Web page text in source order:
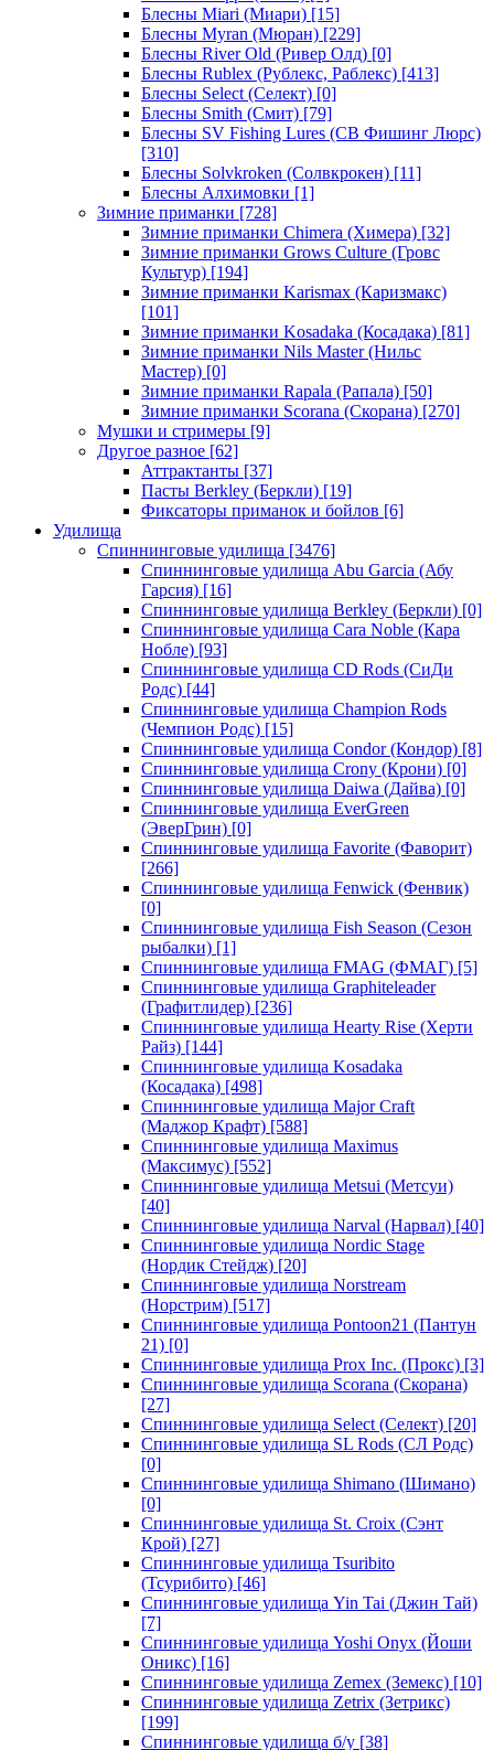
Блесны Miari (Миари) [15]
Блесны Myran (Мюран) [229]
Блесны River Old (Ривер Олд) [0]
Блесны Rublex (Рублекс, Раблекс) [413]
Блесны Select (Селект) [0]
Блесны Smith (Смит) [79]
Блесны SV Fishing Lures (СВ Фишинг Люрс)
[310]
Блесны Solvkroken (Солвкрокен) [11]
Блесны Алхимовки [1]
Зимние приманки [728]
Зимние приманки Chimera (Химера) [32]
Зимние приманки Grows Culture (Гровс
Культур) [194]
Зимние приманки Karismax (Каризмакс)
[101]
Зимние приманки Kosadaka (Косадака) [81]
Зимние приманки Nils Master (Нильс
Мастер) [0]
Зимние приманки Rapala (Рапала) [50]
Зимние приманки Scorana (Скорана) [270]
Мушки и стримеры [9]
Другое разное [62]
Аттрактанты [37]
Пасты Berkley (Беркли) [19]
Фиксаторы приманок и бойлов [6]
Удилища
Спиннинговые удилища [3476]
Спиннинговые удилища Abu Garcia (Абу
Гарсия) [16]
Спиннинговые удилища Berkley (Беркли) [0]
Спиннинговые удилища Cara Noble (Кара
Нобле) [93]
Спиннинговые удилища CD Rods (СиДи
Родс) [44]
Спиннинговые удилища Champion Rods
(Чемпион Родс) [15]
Спиннинговые удилища Condor (Кондор) [8]
Спиннинговые удилища Crony (Крони) [0]
Спиннинговые удилища Daiwa (Дайва) [0]
Спиннинговые удилища EverGreen
(ЭверГрин) [0]
Спиннинговые удилища Favorite (Фаворит)
[266]
Спиннинговые удилища Fenwick (Фенвик)
[0]
Спиннинговые удилища Fish Season (Сезон
рыбалки) [1]
Спиннинговые удилища FMAG (ФМАГ) [5]
Спиннинговые удилища Graphiteleader
(Графитлидер) [236]
Спиннинговые удилища Hearty Rise (Херти
Райз) [144]
Спиннинговые удилища Kosadaka
(Косадака) [498]
Спиннинговые удилища Major Craft
(Маджор Крафт) [588]
Спиннинговые удилища Maximus
(Максимус) [552]
Спиннинговые удилища Metsui (Метсуи)
[40]
Спиннинговые удилища Narval (Нарвал) [40]
Спиннинговые удилища Nordic Stage
(Нордик Стейдж) [20]
Спиннинговые удилища Norstream
(Норстрим) [517]
Спиннинговые удилища Pontoon21 (Пантун
21) [0]
Спиннинговые удилища Prox Inc. (Прокс) [3]
Спиннинговые удилища Scorana (Скорана)
[27]
Спиннинговые удилища Select (Селект) [20]
Спиннинговые удилища SL Rods (СЛ Родс)
[0]
Спиннинговые удилища Shimano (Шимано)
[0]
Спиннинговые удилища St. Croix (Сэнт
Крой) [27]
Спиннинговые удилища Tsuribito
(Тсурибито) [46]
Спиннинговые удилища Yin Tai (Джин Тай)
[7]
Спиннинговые удилища Yoshi Onyx (Йоши
Оникс) [16]
Спиннинговые удилища Zemex (Земекс) [10]
Спиннинговые удилища Zetrix (Зетрикс)
[199]
Спиннинговые удилища б/у [38]